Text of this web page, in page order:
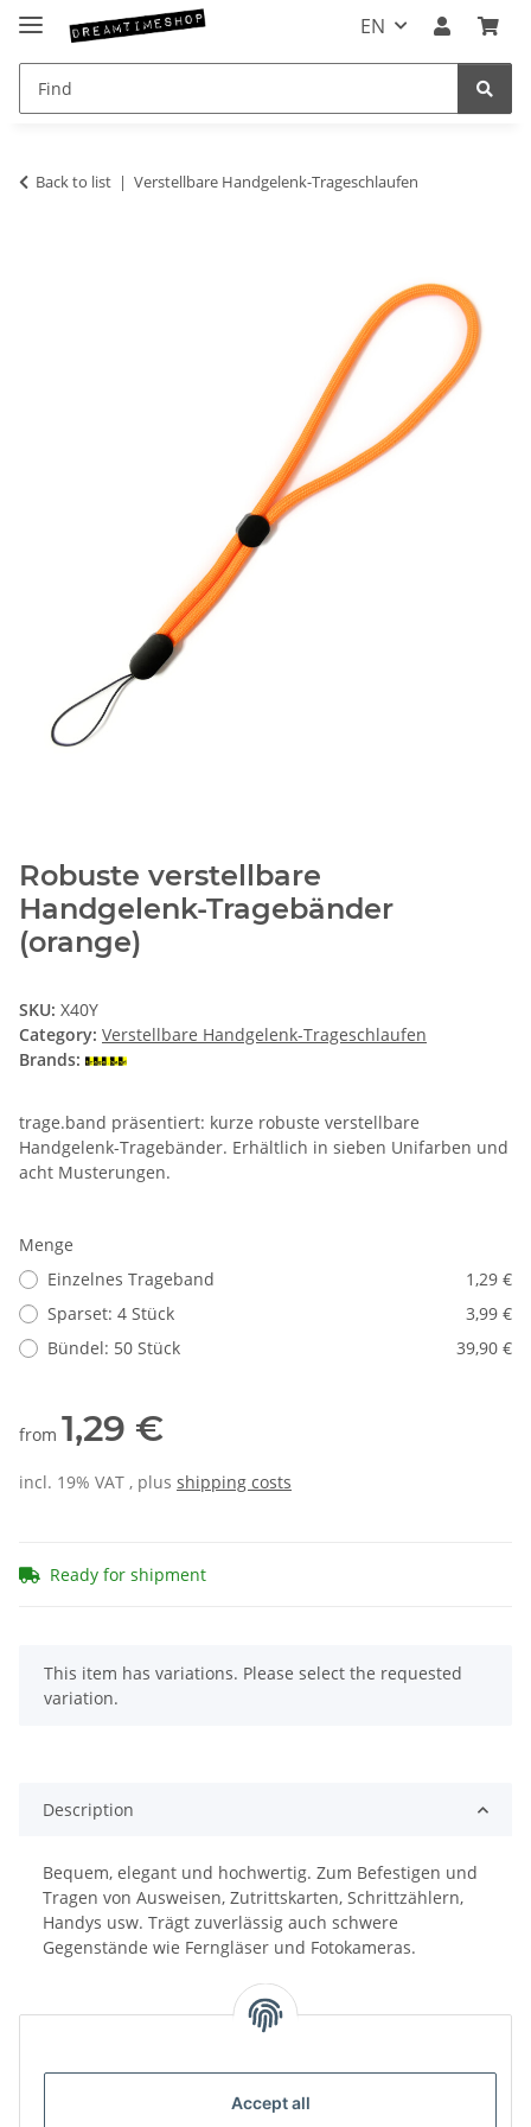
Accept all
EN
Back to list Verstellbare Handgelenk-Trageschlaufen
Robuste verstellbare
Handgelenk-Tragebänder
(orange)
SKU: X40Y
Category: Verstellbare Handgelenk-Trageschlaufen
Brands:
trage.band präsentiert: kurze robuste verstellbare
Handgelenk-Tragebänder. Erhältlich in sieben Unifarben und
acht Musterungen.
Menge
Einzelnes Trageband
1,29 €
Sparset: 4 Stück
3,99 €
Bündel: 50 Stück
39,90 €
from 1,29 €
incl. 19% VAT , plus shipping costs
Ready for shipment
x
This item has variations. Please select the requested
variation.
Description
Bequem, elegant und hochwertig. Zum Befestigen und
Tragen von Ausweisen, Zutrittskarten, Schrittzählern,
Handys usw. Trägt zuverlässig auch schwere
Gegenstände wie Ferngläser und Fotokameras.